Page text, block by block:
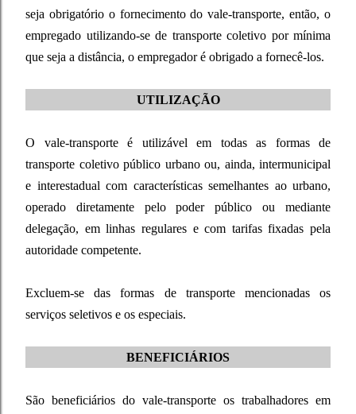
seja obrigatório o fornecimento do vale-transporte, então, o
empregado utilizando-se de transporte coletivo por mínima
que seja a distância, o empregador é obrigado a fornecê-los.
UTILIZAÇÃO
O vale-transporte é utilizável em todas as formas de
transporte coletivo público urbano ou, ainda, intermunicipal
e interestadual com características semelhantes ao urbano,
operado diretamente pelo poder público ou mediante
delegação, em linhas regulares e com tarifas fixadas pela
autoridade competente.
Excluem-se das formas de transporte mencionadas os
serviços seletivos e os especiais.
BENEFICIÁRIOS
São beneficiários do vale-transporte os trabalhadores em